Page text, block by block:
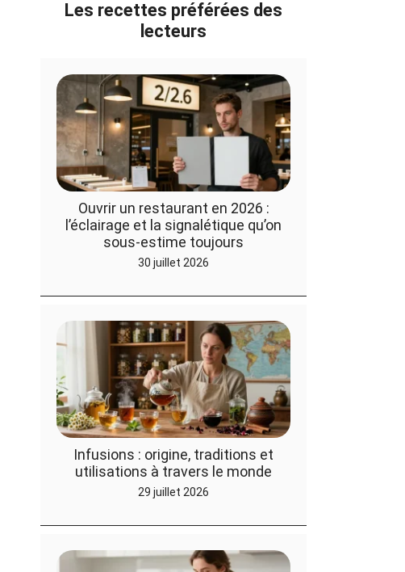
Les recettes préférées des
lecteurs
Ouvrir un restaurant en 2026 :
l’éclairage et la signalétique qu’on
sous-estime toujours
30 juillet 2026
Infusions : origine, traditions et
utilisations à travers le monde
29 juillet 2026